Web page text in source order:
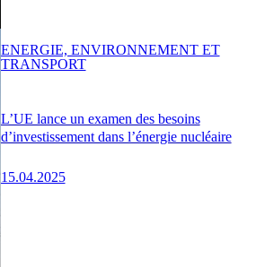
L’UE lance un examen des besoins
d’investissement dans l’énergie nucléaire
15.04.2025
ENERGIE, ENVIRONNEMENT ET
TRANSPORT